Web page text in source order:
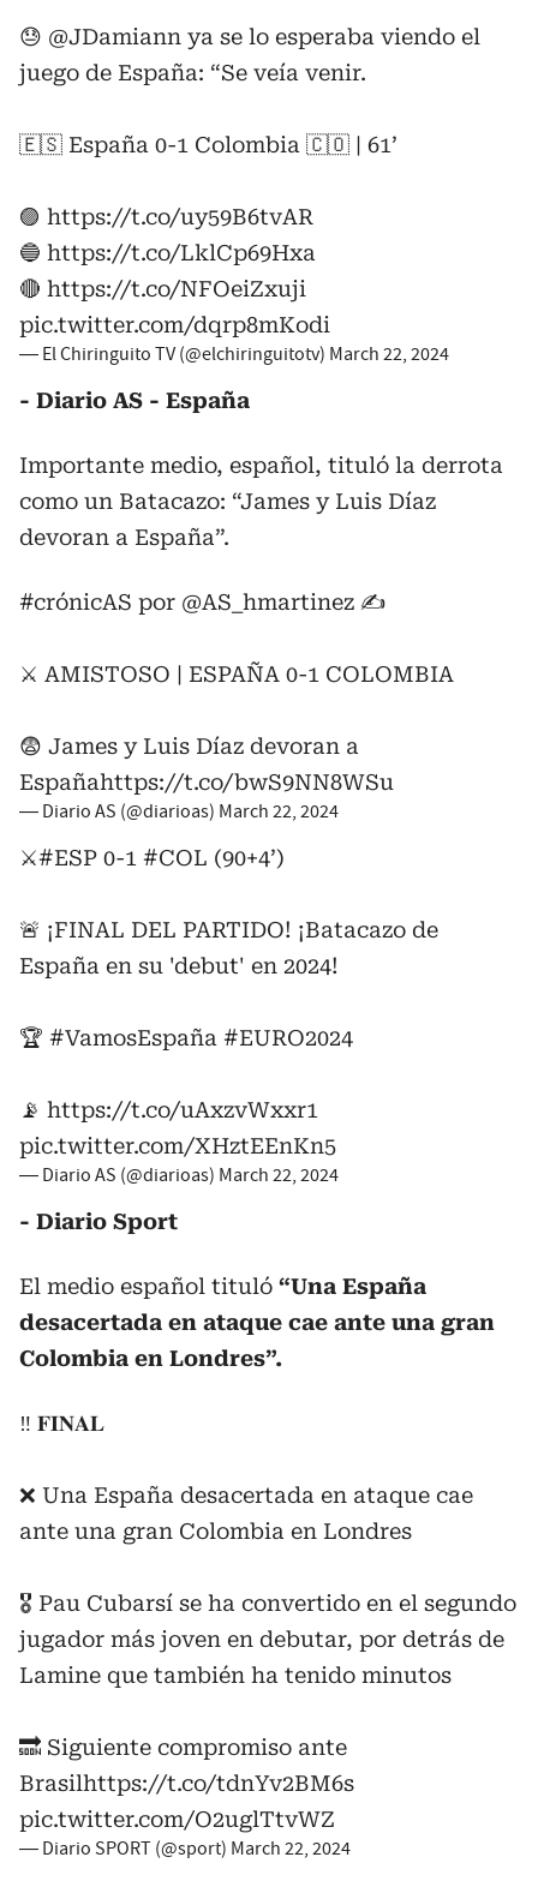
😓 @JDamiann ya se lo esperaba viendo el
juego de España: “Se veía venir.
🇪🇸 España 0-1 Colombia 🇨🇴 | 61’
🟣 https://t.co/uy59B6tvAR
🔵 https://t.co/LklCp69Hxa
🔴 https://t.co/NFOeiZxuji
pic.twitter.com/dqrp8mKodi
— El Chiringuito TV (@elchiringuitotv) March 22, 2024
- Diario AS - España
Importante medio, español, tituló la derrota
como un Batacazo: “James y Luis Díaz
devoran a España”.
#crónicAS por @AS_hmartinez ✍️
⚔️ AMISTOSO | ESPAÑA 0-1 COLOMBIA
😨 James y Luis Díaz devoran a
Españahttps://t.co/bwS9NN8WSu
— Diario AS (@diarioas) March 22, 2024
⚔️#ESP 0-1 #COL (90+4’)
🚨 ¡FINAL DEL PARTIDO! ¡Batacazo de
España en su 'debut' en 2024!
🏆 #VamosEspaña #EURO2024
📡 https://t.co/uAxzvWxxr1
pic.twitter.com/XHztEEnKn5
— Diario AS (@diarioas) March 22, 2024
- Diario Sport
El medio español tituló “Una España
desacertada en ataque cae ante una gran
Colombia en Londres”.
‼️ 𝐅𝐈𝐍𝐀𝐋
❌ Una España desacertada en ataque cae
ante una gran Colombia en Londres
🎖️ Pau Cubarsí se ha convertido en el segundo
jugador más joven en debutar, por detrás de
Lamine que también ha tenido minutos
🔜 Siguiente compromiso ante
Brasilhttps://t.co/tdnYv2BM6s
pic.twitter.com/O2uglTtvWZ
— Diario SPORT (@sport) March 22, 2024